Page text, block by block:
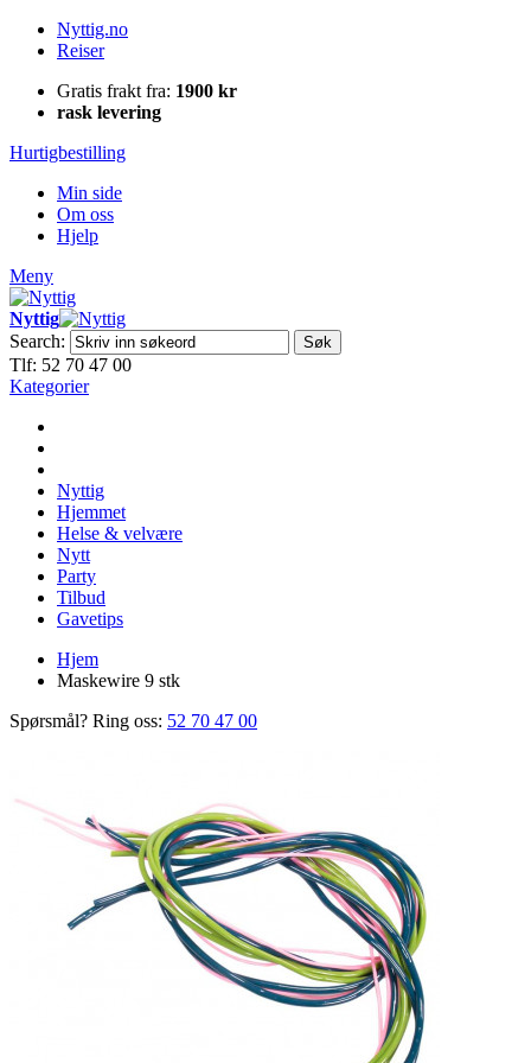
Nyttig.no
Reiser
Gratis frakt fra: 1900 kr
rask levering
Hurtigbestilling
Min side
Om oss
Hjelp
Meny
Nyttig
Search:
Søk
Tlf: 52 70 47 00
Kategorier
Nyttig
Hjemmet
Helse & velvære
Nytt
Party
Tilbud
Gavetips
Hjem
Maskewire 9 stk
Spørsmål? Ring oss: 52 70 47 00